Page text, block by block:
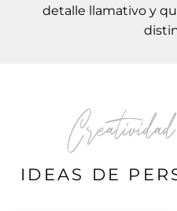
detalle llamativo y
IDEAS DE